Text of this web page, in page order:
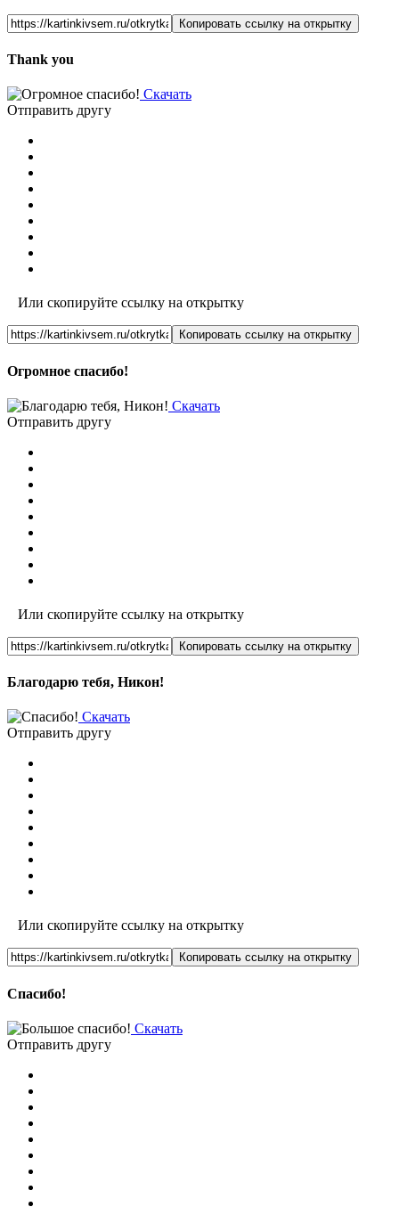
Копировать ссылку на открытку
Thank you
Скачать
Отправить другу
Или скопируйте ссылку на открытку
Копировать ссылку на открытку
Огромное спасибо!
Скачать
Отправить другу
Или скопируйте ссылку на открытку
Копировать ссылку на открытку
Благодарю тебя, Никон!
Скачать
Отправить другу
Или скопируйте ссылку на открытку
Копировать ссылку на открытку
Спасибо!
Скачать
Отправить другу